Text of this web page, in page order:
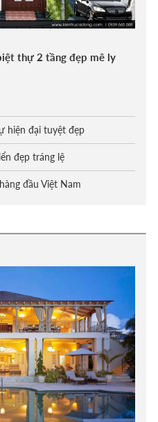
thự 2 tầng đẹp mê ly
hiện đại tuyệt đẹp
đẹp tráng lệ
đầu Việt Nam